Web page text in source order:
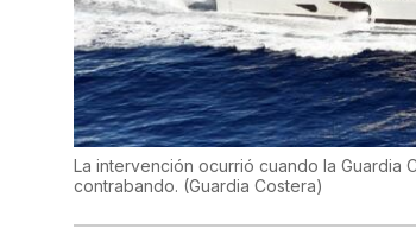
La intervención ocurrió cuando la
contrabando. (Guardia Costera)